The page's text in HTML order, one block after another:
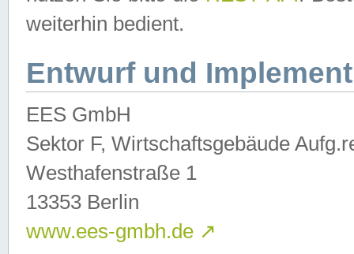
weiterhin bedient.
Entwurf und
EES GmbH
Sektor F, Wirtschaftsgebäude
Westhafenstraße 1
13353 Berlin
www.ees-gmbh.de ↗